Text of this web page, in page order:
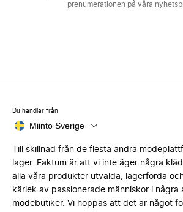
prenumerationen på våra
Du handlar från
Miinto Sverige
Till skillnad från de flesta andra
lager. Faktum är att vi inte äger några
alla våra produkter utvalda, lagerförda
kärlek av passionerade människor i några
modebutiker. Vi hoppas att det är något